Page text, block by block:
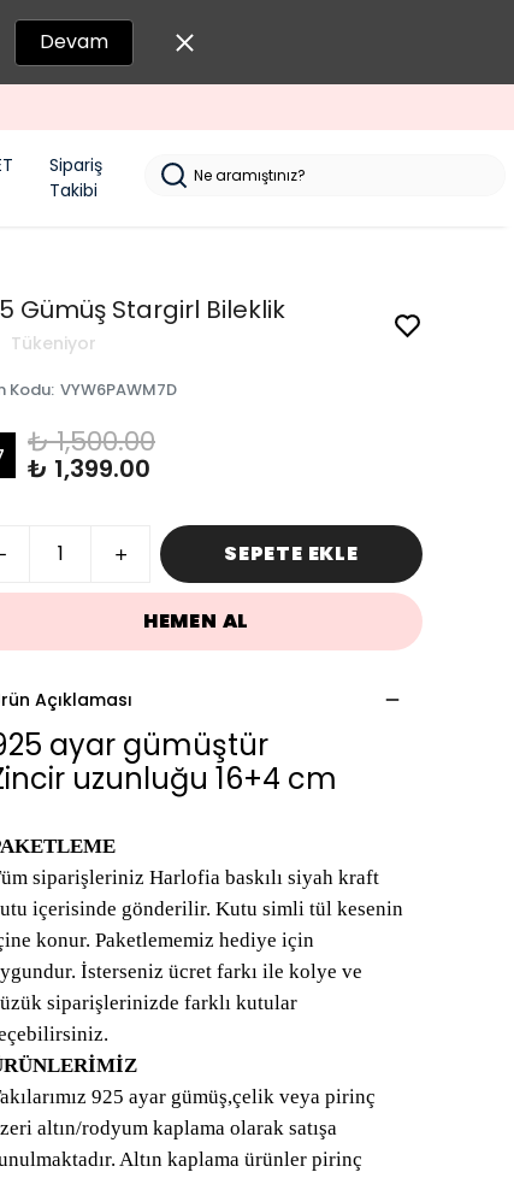
Devam
Sipariş
Takibi
Gümüş Stargirl Bileklik
Tükeniyor
Kodu: VYW6PAWM7D
₺ 1,500.00
₺ 1,399.00
SEPETE EKLE
HEMEN AL
Açıklaması
ayar gümüştür
uzunluğu 16+4 cm
siparişleriniz Harlofia baskılı siyah kraft
içerisinde gönderilir. Kutu simli tül kesenin
konur. Paketlememiz hediye için
İsterseniz ücret farkı ile kolye ve
siparişlerinizde farklı kutular
925 ayar gümüş,çelik veya pirinç
altın/rodyum kaplama olarak satışa
Altın kaplama ürünler pirinç